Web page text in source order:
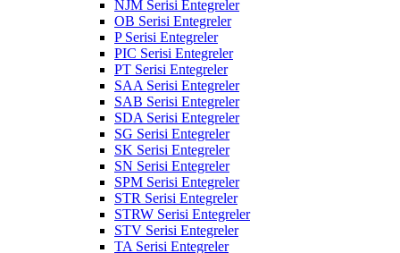
NJM Serisi Entegreler
OB Serisi Entegreler
P Serisi Entegreler
PIC Serisi Entegreler
PT Serisi Entegreler
SAA Serisi Entegreler
SAB Serisi Entegreler
SDA Serisi Entegreler
SG Serisi Entegreler
SK Serisi Entegreler
SN Serisi Entegreler
SPM Serisi Entegreler
STR Serisi Entegreler
STRW Serisi Entegreler
STV Serisi Entegreler
TA Serisi Entegreler